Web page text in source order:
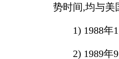
势时间,均与美
1) 1988年1
2) 1989年9